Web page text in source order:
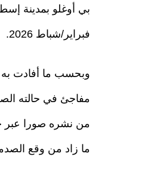
فبراير/شباط 2026.
وبحسب ما أفادت
مفاجئ في حالته
من نشره صورا عبر
ما زاد من وقع